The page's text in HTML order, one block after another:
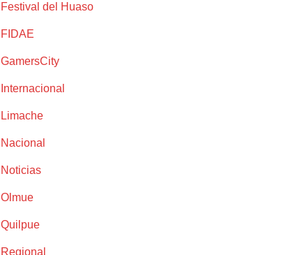
Festival del Huaso
FIDAE
GamersCity
Internacional
Limache
Nacional
Noticias
Olmue
Quilpue
Regional